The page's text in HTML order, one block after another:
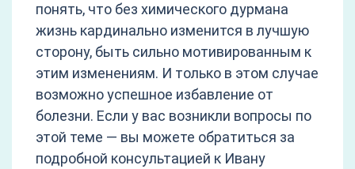
понять, что без химического дурмана
жизнь кардинально изменится в лучшую
сторону, быть сильно мотивированным к
этим изменениям. И только в этом случае
возможно успешное избавление от
болезни. Если у вас возникли вопросы по
этой теме — вы можете обратиться за
подробной консультацией к Ивану